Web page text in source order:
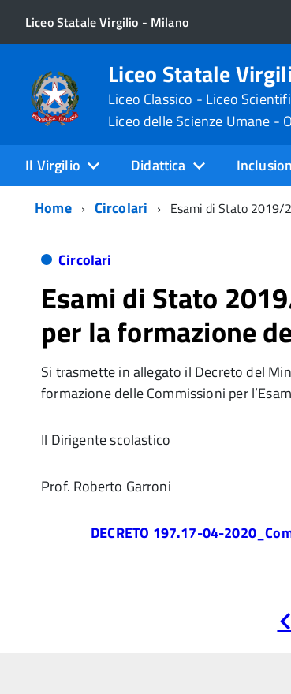
Liceo Statale Virgilio - Milano
Liceo Statale
Liceo Classico - Liceo
Liceo delle Scienze Umane -
Il Virgilio Didattica
Home
Circolari Esami di Stato 2019/
Circolari
Esami di Stato
per la formazione
Si trasmette in allegato il Decreto del
formazione delle Commissioni per
Il Dirigente scolastico
Prof. Roberto Garroni
DECRETO 197.17-04-